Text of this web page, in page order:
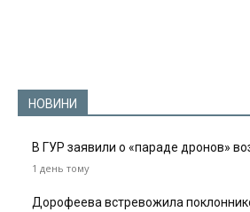
НОВИНИ
В ГУР заявили о «параде дронов»
1 день тому
Дорофеева встревожила